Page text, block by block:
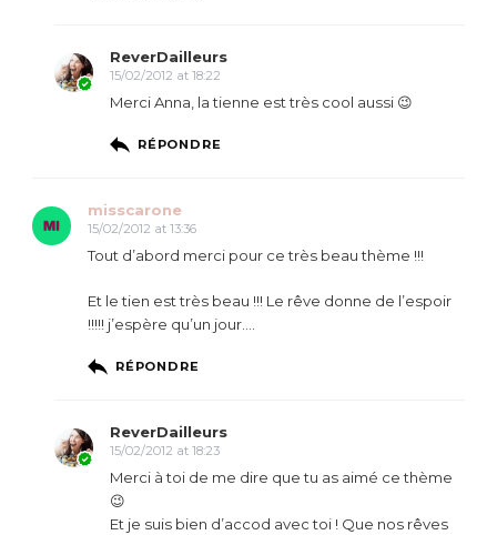
ReverDailleurs
15/02/2012 at 18:22
Merci Anna, la tienne est très cool aussi 😉
RÉPONDRE
misscarone
15/02/2012 at 13:36
Tout d’abord merci pour ce très beau thème !!!
Et le tien est très beau !!! Le rêve donne de l’espoir
!!!!! j’espère qu’un jour….
RÉPONDRE
ReverDailleurs
15/02/2012 at 18:23
Merci à toi de me dire que tu as aimé ce thème
😉
Et je suis bien d’accod avec toi ! Que nos rêves